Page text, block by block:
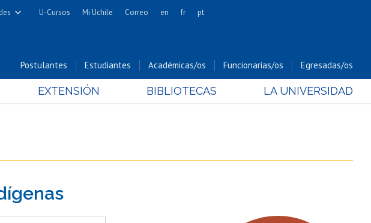
Físicas y Matemáticas
Cs. Forestales y Conservación
y Farmacéuticas
Cs. Sociales
Avanzados en Educación
U-Cursos Mi Uchile Correo en fr pt
Postulantes Estudiantes Académicas/os Funcionarias/os Egresadas/os
EXTENSIÓN BIBLIOTECAS LA UNIVERSIDAD